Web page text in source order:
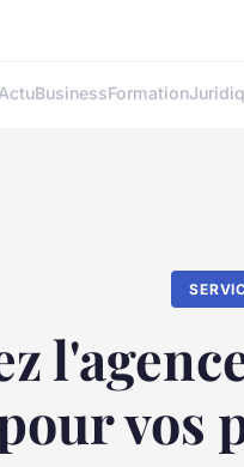
ActuBusinessFormation
vos